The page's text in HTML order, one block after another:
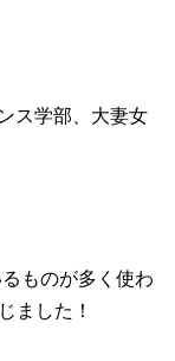
ス学部、大妻女
ものが多く使わ
ました！